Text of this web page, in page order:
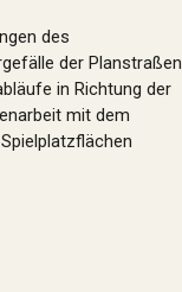
des
der Planstraßen
in Richtung der
mit dem